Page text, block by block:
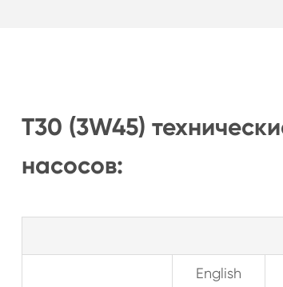
T30 (3W45)
насосов:
English